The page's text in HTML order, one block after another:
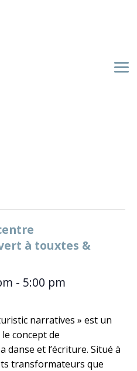
à touxtes &
- 5:00 pm
narratives » est un
concept de
et l’écriture. Situé à
transformateurs que